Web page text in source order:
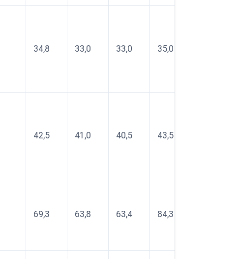
34,8 33,0 33,0 35,0
42,5 41,0 40,5 43,5
69,3 63,8 63,4 84,3